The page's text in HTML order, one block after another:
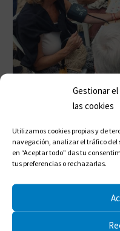
Gestionar
las cookies
Utilizamos cookies propias y de
navegación, analizar el tráfico del
en “Aceptar todo” das tu
tus preferencias o rechazarlas.